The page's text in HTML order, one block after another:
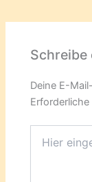
Schreibe
Deine E-
eingeben…